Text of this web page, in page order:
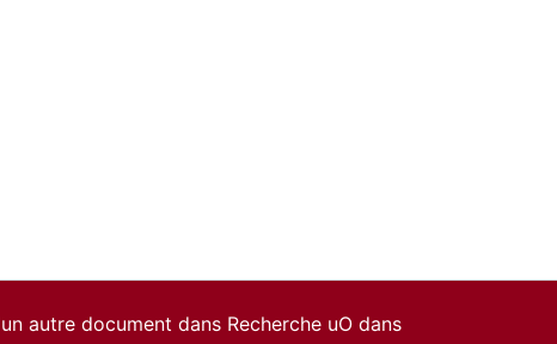
autre document dans Recherche uO dans